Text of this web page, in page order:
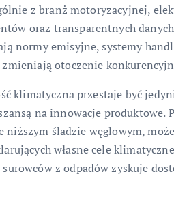
z branż motoryzacyjnej,
oraz transparentnych
normy emisyjne, systemy
otoczenie
klimatyczna przestaje być
na innowacje produktowe.
śladzie węglowym,
własne cele
z odpadów zyskuje